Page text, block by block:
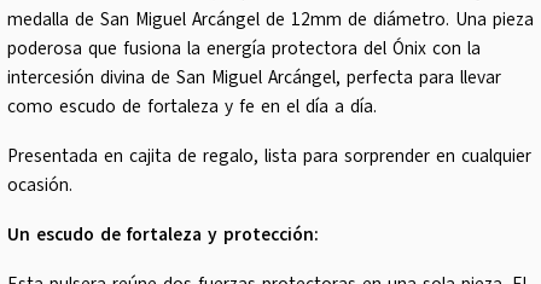
medalla de San Miguel Arcángel de 12mm de diámetro. Una pieza
poderosa que fusiona la energía protectora del Ónix con la
intercesión divina de San Miguel Arcángel, perfecta para llevar
como escudo de fortaleza y fe en el día a día.
Presentada en cajita de regalo, lista para sorprender en cualquier
ocasión.
Un escudo de fortaleza y protección: